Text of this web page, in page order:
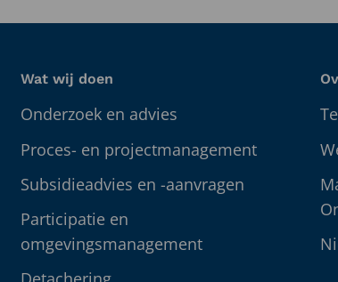
Wat wij doen
Onderzoek en advies
Proces- en projectmanagement
Subsidieadvies en -aanvragen
Participatie en
omgevingsmanagement